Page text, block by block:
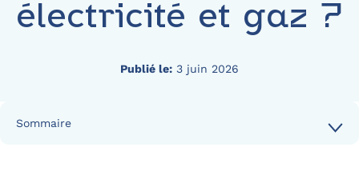
électricité et gaz ?
Publié le: 3 juin 2026
Sommaire